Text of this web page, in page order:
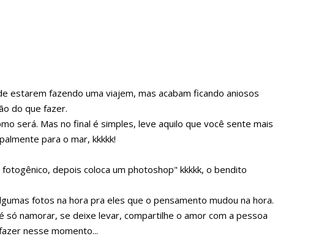
estarem fazendo uma viajem, mas acabam ficando aniosos
do que fazer.
será. Mas no final é simples, leve aquilo que você sente mais
para o mar, kkkkk!
depois coloca um photoshop" kkkkk, o bendito
fotos na hora pra eles que o pensamento mudou na hora.
namorar, se deixe levar, compartilhe o amor com a pessoa
nesse momento...